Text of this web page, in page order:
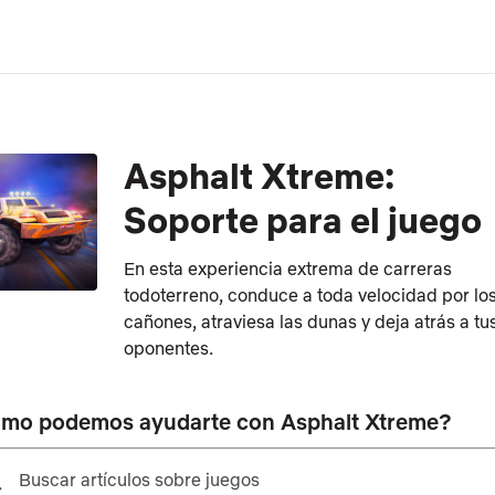
Asphalt Xtreme:
Soporte para el juego
En esta experiencia extrema de carreras
todoterreno, conduce a toda velocidad por
cañones, atraviesa las dunas y deja atrás a
oponentes.
podemos ayudarte con Asphalt Xtreme?